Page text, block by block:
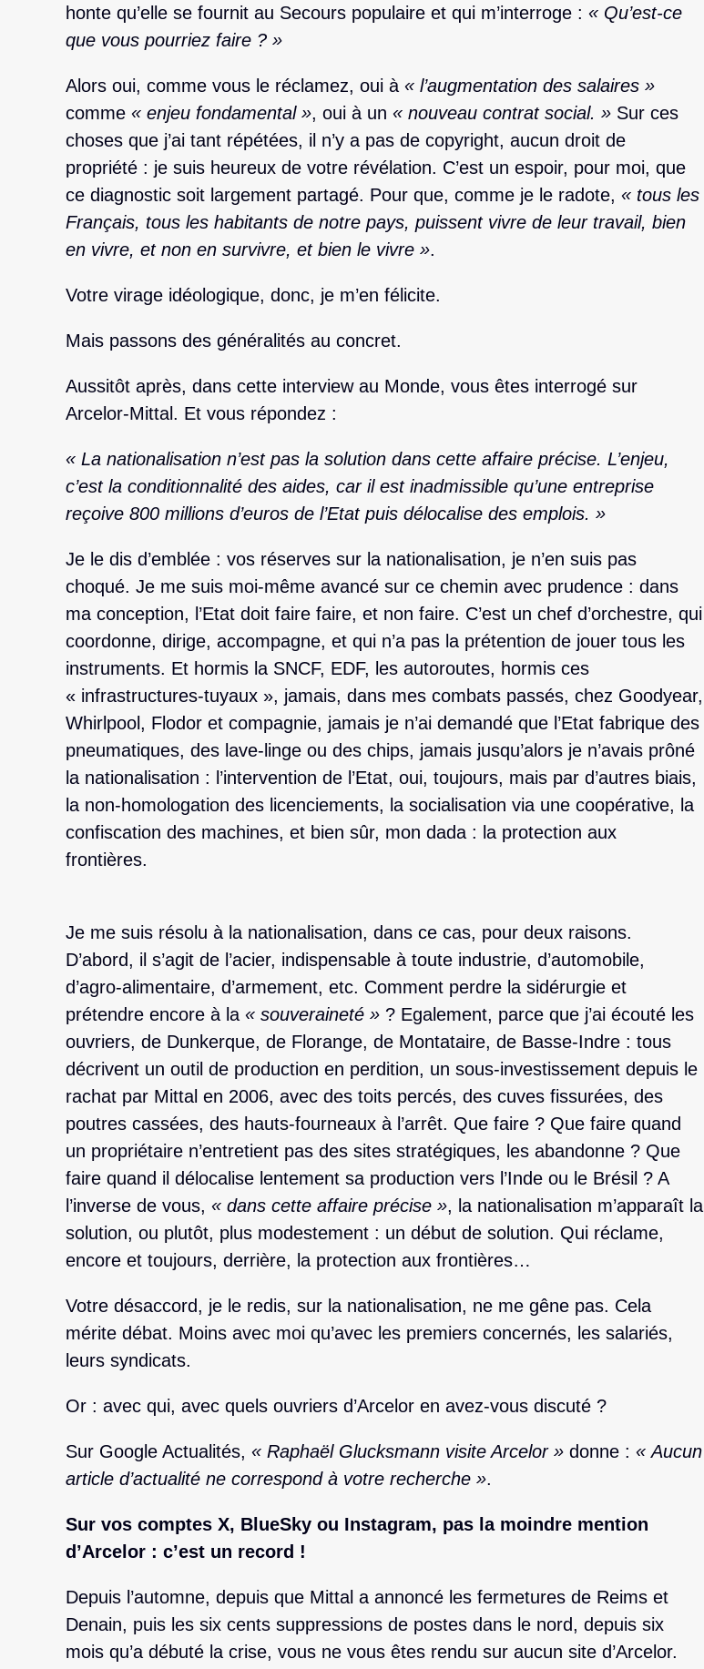
honte qu’elle se fournit au Secours populaire et qui m’interroge : « Qu’est-ce
que vous pourriez faire ? »
Alors oui, comme vous le réclamez, oui à « l’augmentation des salaires »
comme « enjeu fondamental », oui à un « nouveau contrat social. » Sur ces
choses que j’ai tant répétées, il n’y a pas de copyright, aucun droit de
propriété : je suis heureux de votre révélation. C’est un espoir, pour moi, que
ce diagnostic soit largement partagé. Pour que, comme je le radote, « tous les
Français, tous les habitants de notre pays, puissent vivre de leur travail, bien
en vivre, et non en survivre, et bien le vivre ».
Votre virage idéologique, donc, je m’en félicite.
Mais passons des généralités au concret.
Aussitôt après, dans cette interview au Monde, vous êtes interrogé sur
Arcelor-Mittal. Et vous répondez :
« La nationalisation n’est pas la solution dans cette affaire précise. L’enjeu,
c’est la conditionnalité des aides, car il est inadmissible qu’une entreprise
reçoive 800 millions d’euros de l’Etat puis délocalise des emplois. »
Je le dis d’emblée : vos réserves sur la nationalisation, je n’en suis pas
choqué. Je me suis moi-même avancé sur ce chemin avec prudence : dans
ma conception, l’Etat doit faire faire, et non faire. C’est un chef d’orchestre, qui
coordonne, dirige, accompagne, et qui n’a pas la prétention de jouer tous les
instruments. Et hormis la SNCF, EDF, les autoroutes, hormis ces
« infrastructures-tuyaux », jamais, dans mes combats passés, chez Goodyear,
Whirlpool, Flodor et compagnie, jamais je n’ai demandé que l’Etat fabrique des
pneumatiques, des lave-linge ou des chips, jamais jusqu’alors je n’avais prôné
la nationalisation : l’intervention de l’Etat, oui, toujours, mais par d’autres biais,
la non-homologation des licenciements, la socialisation via une coopérative, la
confiscation des machines, et bien sûr, mon dada : la protection aux
frontières.
Je me suis résolu à la nationalisation, dans ce cas, pour deux raisons.
D’abord, il s’agit de l’acier, indispensable à toute industrie, d’automobile,
d’agro-alimentaire, d’armement, etc. Comment perdre la sidérurgie et
prétendre encore à la « souveraineté » ? Egalement, parce que j’ai écouté les
ouvriers, de Dunkerque, de Florange, de Montataire, de Basse-Indre : tous
décrivent un outil de production en perdition, un sous-investissement depuis le
rachat par Mittal en 2006, avec des toits percés, des cuves fissurées, des
poutres cassées, des hauts-fourneaux à l’arrêt. Que faire ? Que faire quand
un propriétaire n’entretient pas des sites stratégiques, les abandonne ? Que
faire quand il délocalise lentement sa production vers l’Inde ou le Brésil ? A
l’inverse de vous, « dans cette affaire précise », la nationalisation m’apparaît la
solution, ou plutôt, plus modestement : un début de solution. Qui réclame,
encore et toujours, derrière, la protection aux frontières…
Votre désaccord, je le redis, sur la nationalisation, ne me gêne pas. Cela
mérite débat. Moins avec moi qu’avec les premiers concernés, les salariés,
leurs syndicats.
Or : avec qui, avec quels ouvriers d’Arcelor en avez-vous discuté ?
Sur Google Actualités, « Raphaël Glucksmann visite Arcelor » donne : « Aucun
article d’actualité ne correspond à votre recherche ».
Sur vos comptes X, BlueSky ou Instagram, pas la moindre mention
d’Arcelor : c’est un record !
Depuis l’automne, depuis que Mittal a annoncé les fermetures de Reims et
Denain, puis les six cents suppressions de postes dans le nord, depuis six
mois qu’a débuté la crise, vous ne vous êtes rendu sur aucun site d’Arcelor.